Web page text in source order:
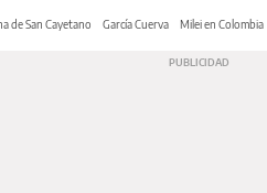
de San Cayetano García Cuerva Milei en Colombia